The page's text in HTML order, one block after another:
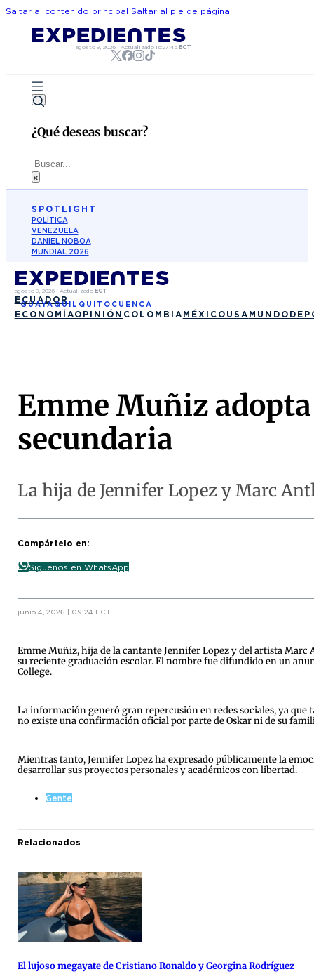
Saltar al contenido principal Saltar al pie de página
agosto 9, 2026| Actualizado 16:27:45 ECT
¿Qué deseas buscar?
Buscar
×
SPOTLIGHT
POLÍTICA
VENEZUELA
DANIEL NOBOA
MUNDIAL 2026
agosto 9, 2026| Actualizado ECT
ECUADOR
GUAYAQUIL QUITO CUENCA
ECONOMÍAOPINIÓN COLOMBIA MÉXICO USA MUNDO
Emme Muñiz
secundaria
La hija de Jennifer Lopez y Marc
Compártelo en:
Síguenos en WhatsApp
junio 4, 2026 | 09:24 ECT
Emme Muñiz, hija de la cantante Jennifer Lopez y del artista
su reciente graduación escolar. El nombre fue difundido en un
College.
La información generó gran repercusión en redes sociales, ya
no existe una confirmación oficial por parte de Oskar ni de su
Mientras tanto, Jennifer Lopez ha expresado públicamente la
desarrollar sus proyectos personales y académicos con libertad.
Gente
Relacionados
El lujoso megayate de Cristiano Ronaldo y Georgina Rodríguez